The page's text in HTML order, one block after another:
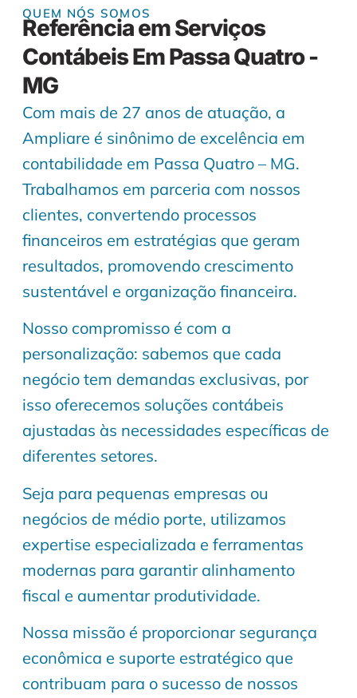
QUEM NÓS SOMOS
Referência em Serviços
Contábeis Em Passa Quatro -
MG
Com mais de 27 anos de atuação, a
Ampliare é sinônimo de excelência em
contabilidade em Passa Quatro – MG.
Trabalhamos em parceria com nossos
clientes, convertendo processos
financeiros em estratégias que geram
resultados, promovendo crescimento
sustentável e organização financeira.
Nosso compromisso é com a
personalização: sabemos que cada
negócio tem demandas exclusivas, por
isso oferecemos soluções contábeis
ajustadas às necessidades específicas de
diferentes setores.
Seja para pequenas empresas ou
negócios de médio porte, utilizamos
expertise especializada e ferramentas
modernas para garantir alinhamento
fiscal e aumentar produtividade.
Nossa missão é proporcionar segurança
econômica e suporte estratégico que
contribuam para o sucesso de nossos